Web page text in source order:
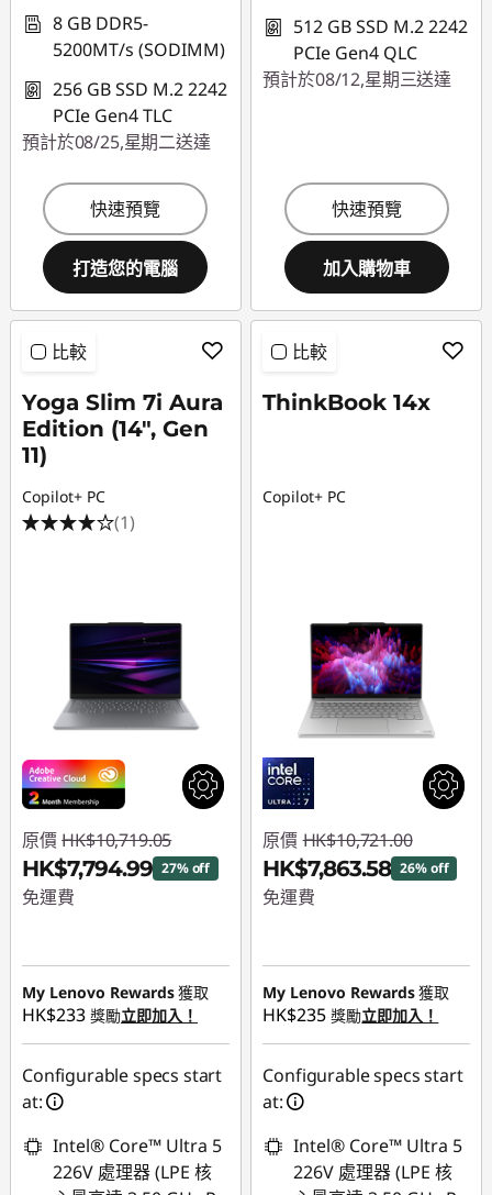
8 GB DDR5-
5200MT/s (SODIMM)
256 GB SSD M.2 2242
PCIe Gen4 TLC
預計於08/25,星期二送達
快速預覽
打造您的電腦
512 GB SSD M.2 2242
PCIe Gen4 QLC
預計於08/12,星期三送達
快速預覽
加入購物車
比較
Yoga Slim 7i Aura
Edition (14", Gen
11)
Copilot+ PC
(1)
原價 HK$10,719.05
HK$7,794.99 27% off
免運費
My Lenovo Rewards獲取
HK$233 獎勵立即加入！
Configurable specs start
at:
Intel® Core™ Ultra 5
226V 處理器 (LPE 核
比較
ThinkBook 14x
Copilot+ PC
原價 HK$10,721.00
HK$7,863.58 26% off
免運費
My Lenovo Rewards獲取
HK$235 獎勵立即加入！
Configurable specs start
at:
Intel® Core™ Ultra 5
226V 處理器 (LPE 核